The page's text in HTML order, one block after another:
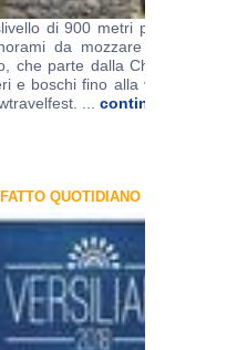
di 900 metri per
da mozzare il fiato
che parte dalla Chiesa della
e boschi fino alla vetta del
... continua >>
QUOTIDIANO